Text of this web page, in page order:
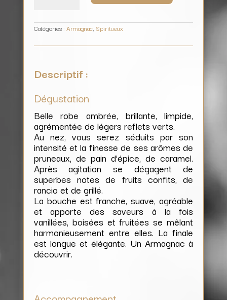
Catégories : Armagnac, Spiritueux
Descriptif :
Dégustation
Belle robe ambrée, brillante, limpide,
agrémentée de légers reflets verts.
Au nez, vous serez séduits par son
intensité et la finesse de ses arômes de
pruneaux, de pain d’épice, de caramel.
Après agitation se dégagent de
superbes notes de fruits confits, de
rancio et de grillé.
La bouche est franche, suave, agréable
et apporte des saveurs à la fois
vanillées, boisées et fruitées se mêlant
harmonieusement entre elles. La finale
est longue et élégante. Un Armagnac à
découvrir.